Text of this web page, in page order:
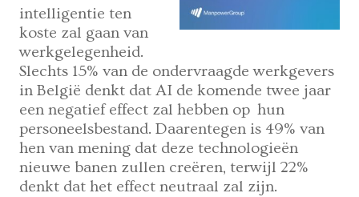
intelligentie ten
koste zal gaan van
werkgelegenheid.
Slechts 15% van de ondervraagde werkgevers
in België denkt dat AI de komende twee jaar
een negatief effect zal hebben op hun
personeelsbestand. Daarentegen is 49% van
hen van mening dat deze technologieën
nieuwe banen zullen creëren, terwijl 22%
denkt dat het effect neutraal zal zijn.